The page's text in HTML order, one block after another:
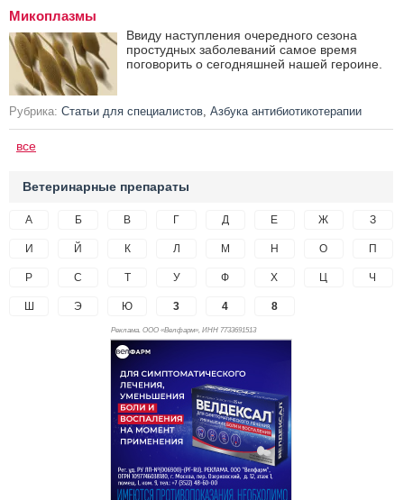
Микоплазмы
Ввиду наступления очередного сезона
простудных заболеваний самое время
поговорить о сегодняшней нашей героине.
Рубрика: Статьи для специалистов Азбука антибиотикотерапии
все
Ветеринарные препараты
А Б В Г Д Е Ж З
И Й К Л М Н О П
Р С Т У Ф Х Ц Ч
Ш Э Ю 3 4 8
Реклама. ООО «Велфарм», ИНН 7733691513